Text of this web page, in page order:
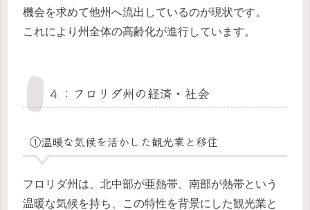
機会を求めて他州へ流出しているのが現状です。
これにより州全体の高齢化が進行しています。
４：フロリダ州の経済・社会
①温暖な気候を活かした観光業と移住
フロリダ州は、北中部が亜熱帯、南部が熱帯という
温暖な気候を持ち、この特性を背景にした観光業と